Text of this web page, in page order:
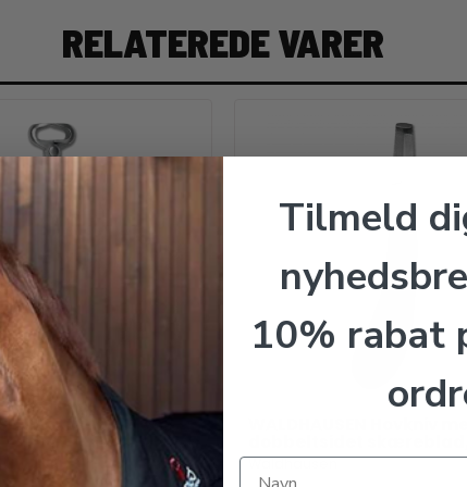
RELATEREDE VARER
Hovtang, 39 cm
Waldhausen
Tilmeld
10% rabat